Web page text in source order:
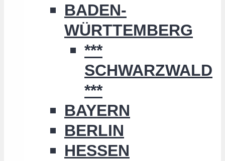
BADEN-
WÜRTTEMBERG
***
SCHWARZWALD
***
BAYERN
BERLIN
HESSEN